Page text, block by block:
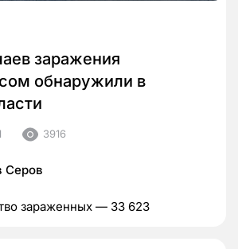
заражения
обнаружили в
3916
Серов
зараженных — 33 623